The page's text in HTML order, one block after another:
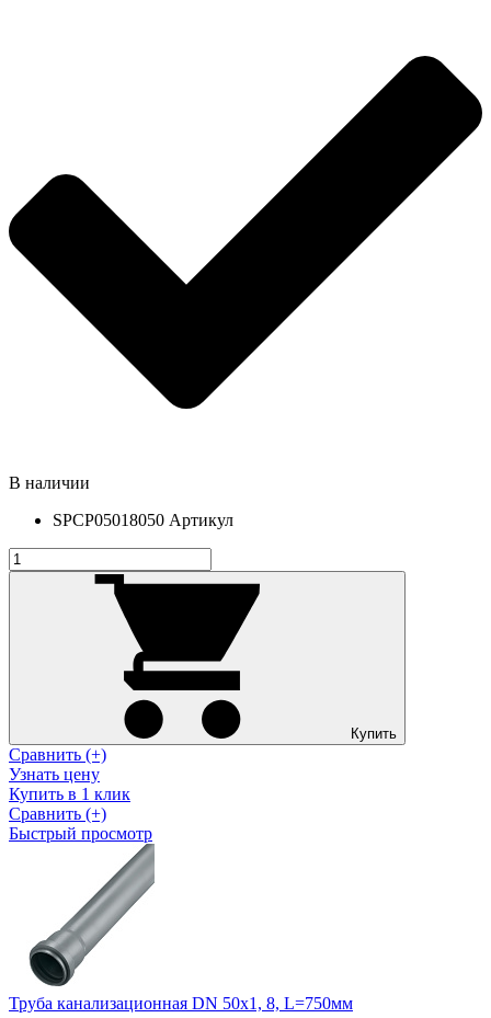
В наличии
SPCP05018050 Артикул
Купить
Сравнить (+)
Узнать цену
Купить в 1 клик
Сравнить (+)
Быстрый просмотр
Труба канализационная DN 50х1, 8, L=750мм